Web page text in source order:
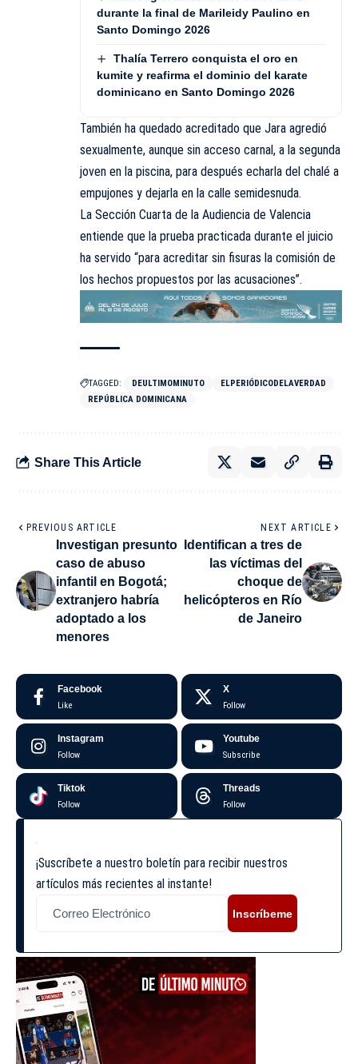
durante la final de Marileidy Paulino en
Santo Domingo 2026
Thalía Terrero conquista el oro en
kumite y reafirma el dominio del karate
dominicano en Santo Domingo 2026
También ha quedado acreditado que Jara agredió
sexualmente, aunque sin acceso carnal, a la segunda
joven en la piscina, para después echarla del chalé a
empujones y dejarla en la calle semidesnuda.
La Sección Cuarta de la Audiencia de Valencia
entiende que la prueba practicada durante el juicio
ha servido “para acreditar sin fisuras la comisión de
los hechos propuestos por las acusaciones”.
TAGGED: DEULTIMOMINUTO
ELPERIÓDICODELAVERDAD
REPÚBLICA DOMINICANA
Share This Article
PREVIOUS ARTICLE
Investigan presunto
caso de abuso
infantil en Bogotá;
extranjero habría
adoptado a los
menores
NEXT ARTICLE
Identifican a tres de
las víctimas del
choque de
helicópteros en Río
de Janeiro
Facebook
Like
X
Follow
Instagram
Follow
Youtube
Subscribe
Tiktok
Follow
Threads
Follow
¡Suscríbete a nuestro boletín para recibir nuestros
artículos más recientes al instante!
Inscríbeme